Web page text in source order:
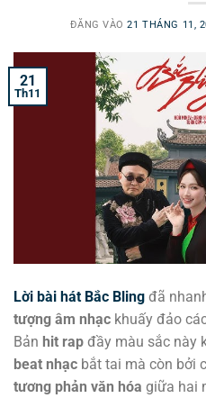
ĐĂNG VÀO21 THÁNG 11,
21
Th11
Lời bài hát Bắc Bling đã
tượng âm nhạc khuấy đảo
Bản hit rap đầy màu sắc này
beat nhạc bắt tai mà còn bởi
tương phản văn hóa giữa hai